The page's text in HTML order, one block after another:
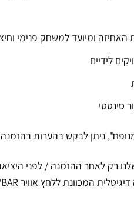
ומיועד למשחק פנימי
לידיים
ניתן לבקש בהערות
רק לאחר ההזמנה / לפני